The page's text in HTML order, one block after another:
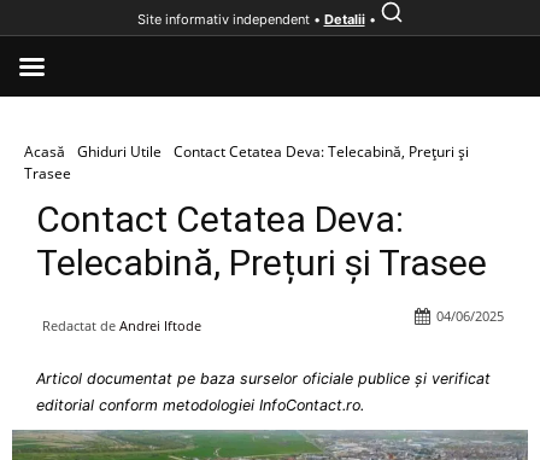
Acasă Ghiduri Utile
Contact Cetatea Deva: Telecabină, Prețuri și
Trasee
Contact Cetatea Deva:
Telecabină, Prețuri și Trasee
Redactat de Andrei Iftode
04/06/2025
Articol documentat pe baza surselor oficiale publice și verificat
editorial conform metodologiei InfoContact.ro.
Site informativ independent • Detalii•